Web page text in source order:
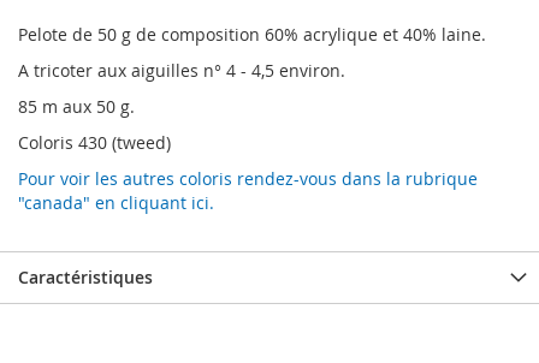
Pelote de 50 g de composition 60% acrylique et 40% laine.
A tricoter aux aiguilles n° 4 - 4,5 environ.
85 m aux 50 g.
Coloris 430 (tweed)
Pour voir les autres coloris rendez-vous dans la rubrique
"canada" en cliquant ici.
Caractéristiques